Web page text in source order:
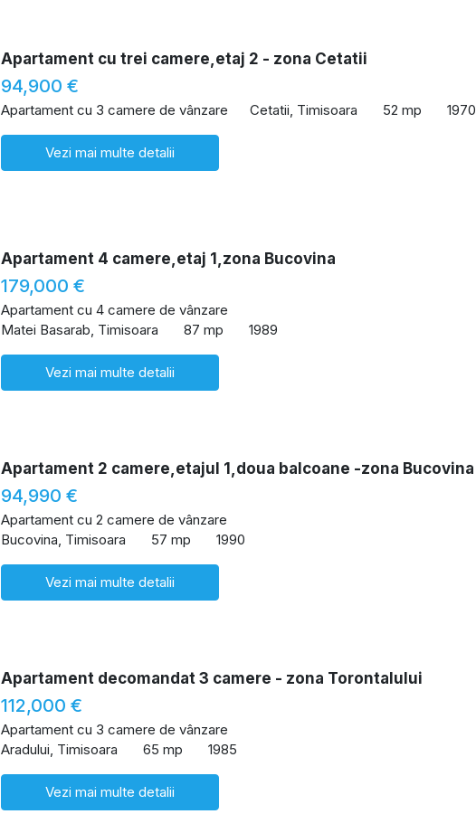
Apartament cu trei camere,etaj 2 - zona Cetatii
94,900 €
Apartament cu 3 camere de vânzare Cetatii, Timisoara 52 mp 1970
Vezi mai multe detalii
Apartament 4 camere,etaj 1,zona Bucovina
179,000 €
Apartament cu 4 camere de vânzare
Matei Basarab, Timisoara
87 mp 1989
Vezi mai multe detalii
Apartament 2 camere,etajul 1,doua balcoane -zona Bucovina
94,990 €
Apartament cu 2 camere de vânzare
Bucovina, Timisoara
57 mp 1990
Vezi mai multe detalii
Apartament decomandat 3 camere - zona Torontalului
112,000 €
Apartament cu 3 camere de vânzare
Aradului, Timisoara
65 mp 1985
Vezi mai multe detalii